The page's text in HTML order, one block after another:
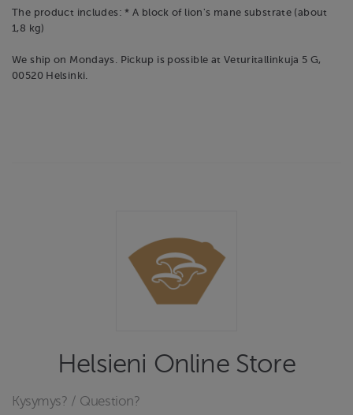
The product includes: * A block of lion's mane substrate (about
1,8 kg)
We ship on Mondays. Pickup is possible at Veturitallinkuja 5 G,
00520 Helsinki.
Helsieni Online Store
Kysymys? / Question?